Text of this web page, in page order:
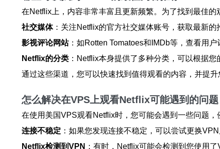
在Netflix上，内容非常丰富且更新频繁。为了找到最佳
社交媒体：关注Netflix的官方社交媒体账号，获取最新的
影视评论网站：如Rotten Tomatoes和IMDb等，查看用
Netflix的分类 ：Netflix本身提供了多种分类，可以根据
通过这些渠道，您可以快速找到值得观看的内容，并提
怎么解决在VPS上观看Netflix可能遇到的问
在使用美国VPS观看Netflix时，您可能会遇到一些问题，
连接不稳定 ：如果您发现连接不稳定，可以尝试更换
Netflix检测到VPN ：有时，Netflix可能会检测到您使用